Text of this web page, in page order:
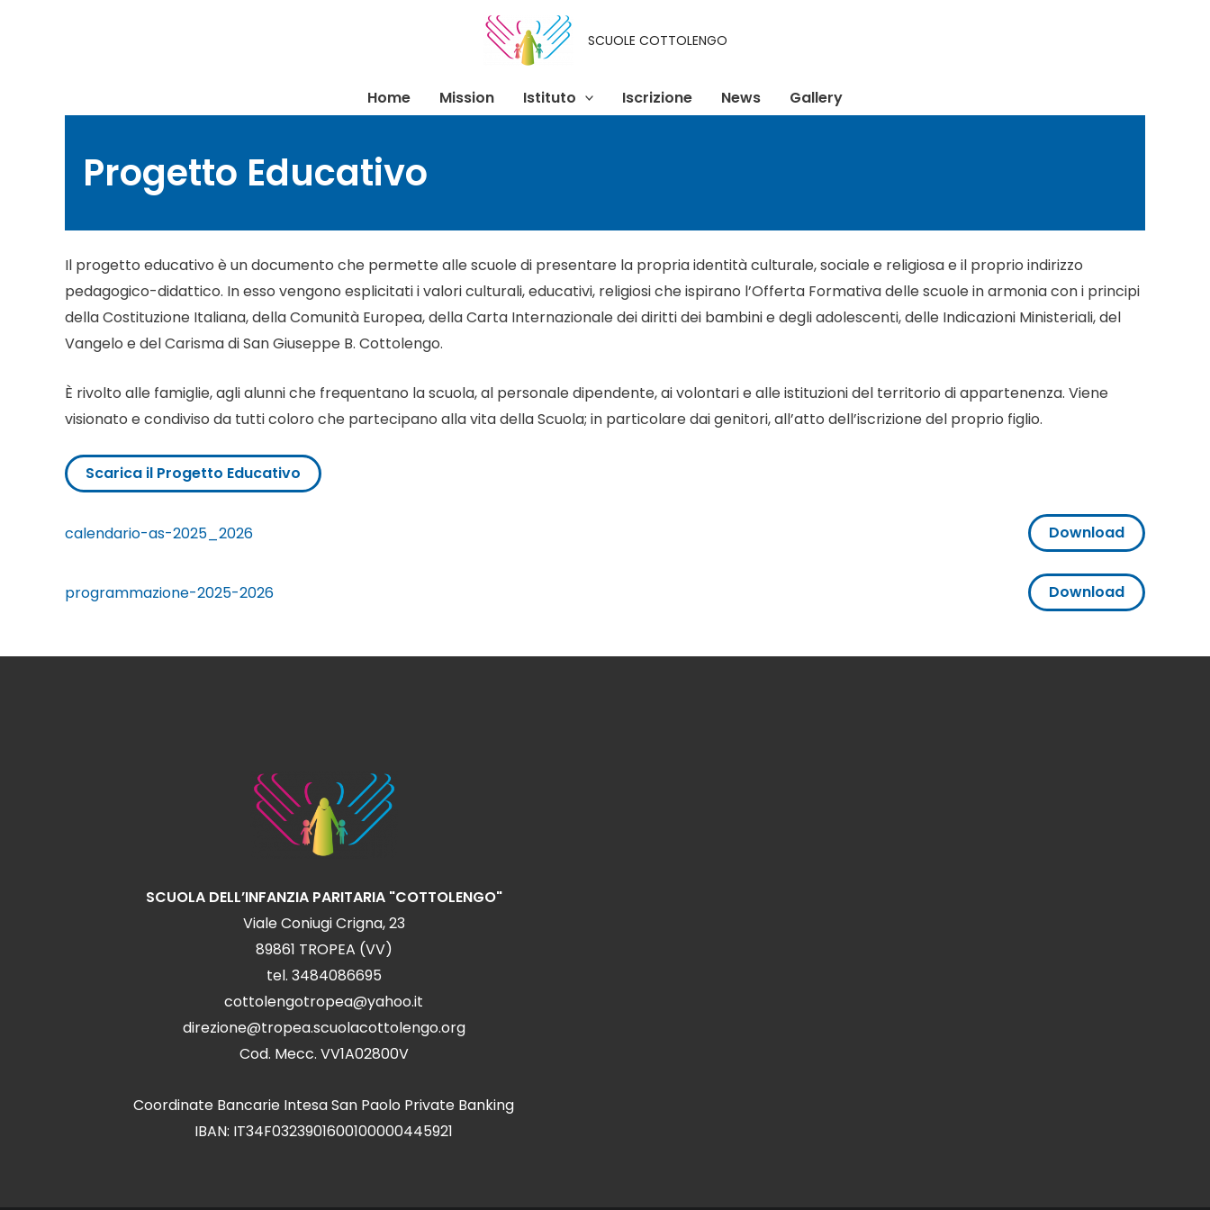
SCUOLE COTTOLENGO
Home Mission Istituto Iscrizione News Gallery
Progetto Educativo
Il progetto educativo è un documento che permette alle scuole di presentare la propria identità culturale, sociale e religiosa e il proprio indirizzo
pedagogico-didattico. In esso vengono esplicitati i valori culturali, educativi, religiosi che ispirano l’Offerta Formativa delle scuole in armonia con i principi
della Costituzione Italiana, della Comunità Europea, della Carta Internazionale dei diritti dei bambini e degli adolescenti, delle Indicazioni Ministeriali, del
Vangelo e del Carisma di San Giuseppe B. Cottolengo.
È rivolto alle famiglie, agli alunni che frequentano la scuola, al personale dipendente, ai volontari e alle istituzioni del territorio di appartenenza. Viene
visionato e condiviso da tutti coloro che partecipano alla vita della Scuola; in particolare dai genitori, all’atto dell’iscrizione del proprio figlio.
Scarica il Progetto Educativo
calendario-as-2025_2026 Download
programmazione-2025-2026 Download
SCUOLA DELL’INFANZIA PARITARIA "COTTOLENGO"
Viale Coniugi Crigna, 23
89861 TROPEA (VV)
tel. 3484086695
cottolengotropea@yahoo.it
direzione@tropea.scuolacottolengo.org
Cod. Mecc. VV1A02800V
Coordinate Bancarie Intesa San Paolo Private Banking
IBAN: IT34F0323901600100000445921